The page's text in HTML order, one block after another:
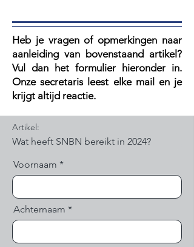
Heb je vragen of opmerkingen naar
aanleiding van bovenstaand artikel?
Vul dan het formulier hieronder in.
Onze secretaris leest elke mail en je
krijgt altijd reactie.
Artikel:
Voornaam
Achternaam